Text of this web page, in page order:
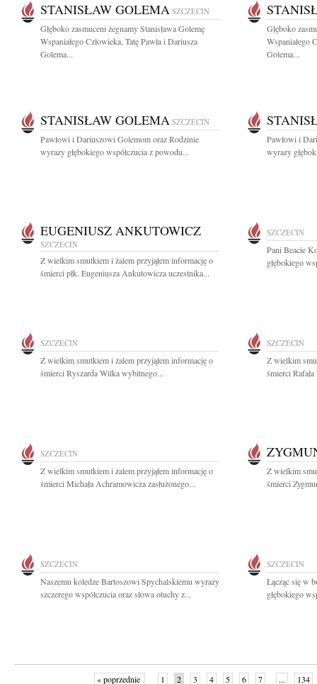
STANISŁAW GOLEMA SZCZECIN
Głęboko zasmuceni żegnamy Stanisława Golemę
Wspaniałego Człowieka, Tatę Pawła i Dariusza
Golema...
Głęboko
Wspaniałego
Golema...
STANISŁAW GOLEMA SZCZECIN
Pawłowi i Dariuszowi Golemom oraz Rodzinie
wyrazy głębokiego współczucia z powodu...
Pawłowi i
wyrazy
EUGENIUSZ ANKUTOWICZ
SZCZECIN
Z wielkim smutkiem i żalem przyjąłem informację o
śmierci płk. Eugeniusza Ankutowicza uczestnika...
SZCZECIN
Pani Beacie
głębokiego
SZCZECIN
Z wielkim smutkiem i żalem przyjąłem informację o
śmierci Ryszarda Wilka wybitnego...
SZCZECIN
Z wielkim
śmierci
SZCZECIN
Z wielkim smutkiem i żalem przyjąłem informację o
śmierci Michała Achramowicza zasłużonego...
Z wielkim
śmierci
SZCZECIN
Naszemu koledze Bartoszowi Spychalskiemu wyrazy
szczerego współczucia oraz słowa otuchy z...
SZCZECIN
Łącząc się w
głębokiego
« poprzednie 1 2 3 4 5 6 7 ... 134